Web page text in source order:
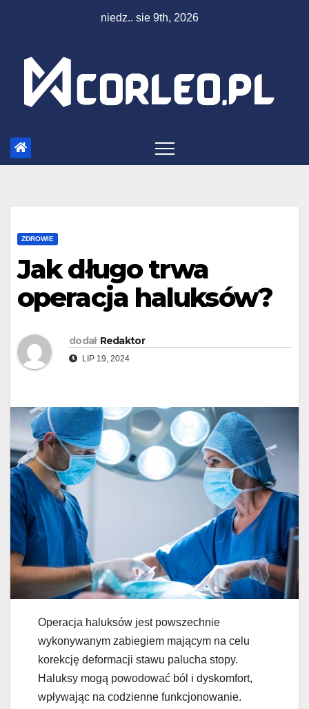
niedz.. sie 9th, 2026
ZDROWIE
Jak długo trwa
operacja haluksów?
dodał Redaktor
LIP 19, 2024
Operacja haluksów jest powszechnie
wykonywanym zabiegiem mającym na celu
korekcję deformacji stawu palucha stopy.
Haluksy mogą powodować ból i dyskomfort,
wpływając na codzienne funkcjonowanie.